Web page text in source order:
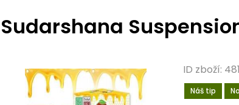
Sudarshana
ID zboží: 481
Náš tip